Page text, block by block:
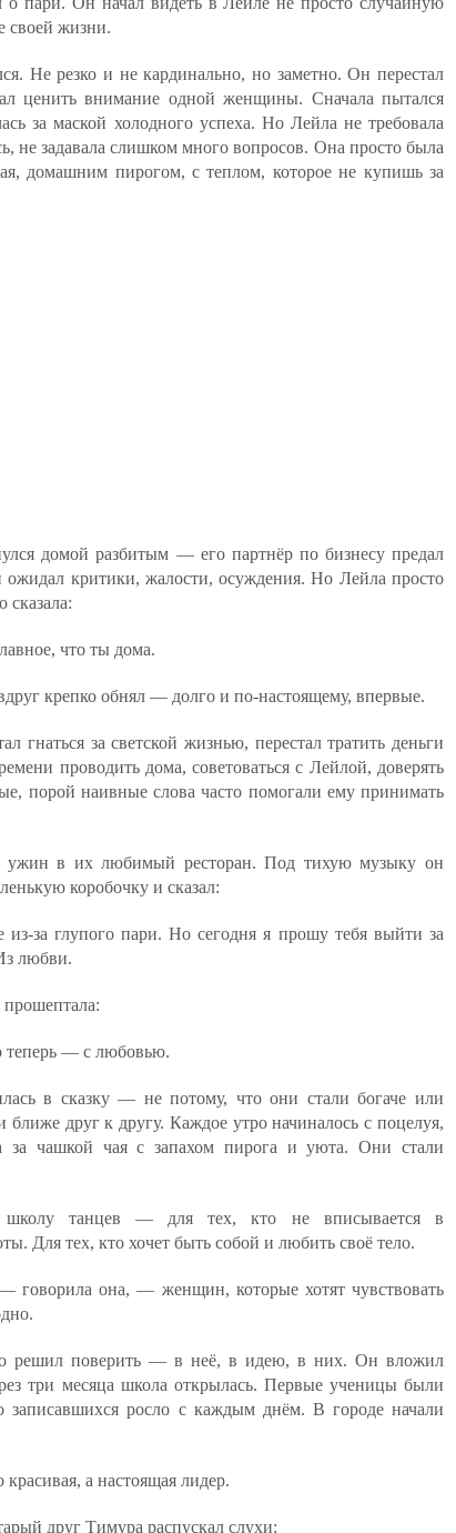
своей жизни.
Не резко и не кардинально, но заметно. Он перестал
ценить внимание одной женщины. Сначала пытался
за маской холодного успеха. Но Лейла не требовала
не задавала слишком много вопросов. Она просто была
домашним пирогом, с теплом, которое не купишь за
домой разбитым — его партнёр по бизнесу предал
критики, жалости, осуждения. Но Лейла просто
сказала:
что ты дома.
крепко обнял — долго и по-настоящему, впервые.
гнаться за светской жизнью, перестал тратить деньги
проводить дома, советоваться с Лейлой, доверять
порой наивные слова часто помогали ему принимать
ужин в их любимый ресторан. Под тихую музыку он
коробочку и сказал:
за глупого пари. Но сегодня я прошу тебя выйти за
любви.
прошептала:
теперь — с любовью.
в сказку — не потому, что они стали богаче или
ближе друг к другу. Каждое утро начиналось с поцелуя,
чашкой чая с запахом пирога и уюта. Они стали
школу танцев — для тех, кто не вписывается в
Для тех, кто хочет быть собой и любить своё тело.
она, — женщин, которые хотят чувствовать
решил поверить — в неё, в идею, в них. Он вложил
три месяца школа открылась. Первые ученицы были
записавшихся росло с каждым днём. В городе начали
а настоящая лидер.
друг Тимура распускал слухи: